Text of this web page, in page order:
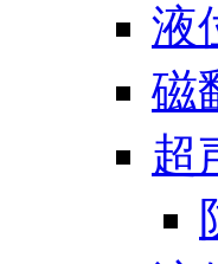
液
磁
超